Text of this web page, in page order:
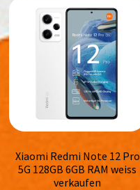
Xiaomi Redmi Note 12 Pro
5G 128GB 6GB RAM weiss
verkaufen